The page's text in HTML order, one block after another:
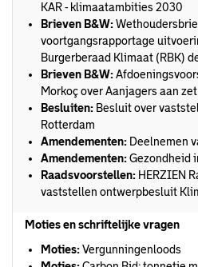
KAR - klimaatambities 2030
Brieven B&W:
voortgangsrapportage
Burgerberaad Klimaat (RBK)
Brieven B&W:
Morkoç over Aanjagers aan zet
Besluiten: Besluit over
Rotterdam
Amendementen: Deelnemen
Amendementen:Gezondheid
Raadsvoorstellen: HERZIEN
vaststellen ontwerpbesluit
Moties en schriftelijke vragen
Moties:Vergunningenloods